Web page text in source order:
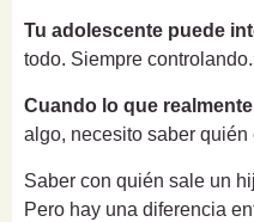
Tu adolescente puede
todo. Siempre
Cuando lo que
algo, necesito saber quién
Saber con quién sale un
Pero hay una diferencia